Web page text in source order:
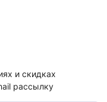
и скидках
рассылку